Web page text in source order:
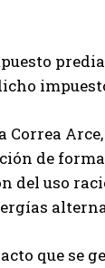
Correa
de
del uso
que se